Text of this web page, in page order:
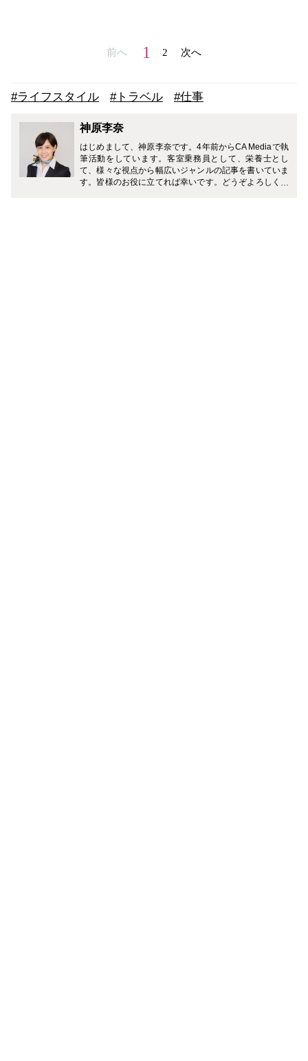
前へ 1 2 次へ
#ライフスタイル #トラベル #仕事
神原李奈
はじめまして、神原李奈です。4年前からCA Mediaで執
筆活動をしています。客室乗務員として、栄養士とし
て、様々な視点から幅広いジャンルの記事を書いていま
す。皆様のお役に立てれば幸いです。どうぞよろしくお